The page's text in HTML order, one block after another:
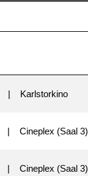
Karlstorkino
Cineplex (Saal 3)
Cineplex (Saal 3)